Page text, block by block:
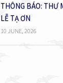
THÔNG BÁO: THƯ
LỄ TẠ ƠN
10 JUNE, 2026